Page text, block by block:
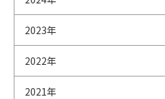
2023年
2022年
2021年